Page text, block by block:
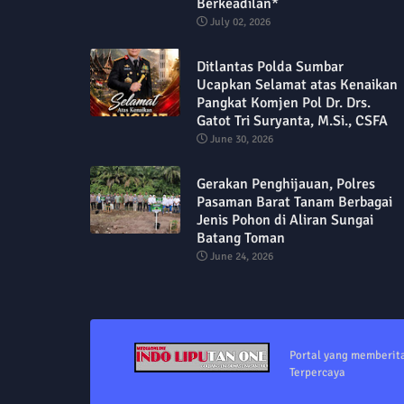
Berkeadilan*
July 02, 2026
Ditlantas Polda Sumbar
Ucapkan Selamat atas Kenaikan
Pangkat Komjen Pol Dr. Drs.
Gatot Tri Suryanta, M.Si., CSFA
June 30, 2026
Gerakan Penghijauan, Polres
Pasaman Barat Tanam Berbagai
Jenis Pohon di Aliran Sungai
Batang Toman
June 24, 2026
Portal yang
Terpercaya